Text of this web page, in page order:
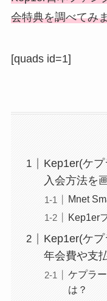
会特典を調べてみ
[quads id=1]
Kep1er(ケ
入会方法を
Mnet
Kep1er
Kep1er(ケ
年会費や支
ケプラ
は？